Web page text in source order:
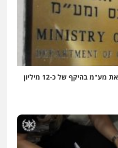
קבלן מבאר שבע נאשם בהונאת מע"מ בהיקף של כ-12 מיליון